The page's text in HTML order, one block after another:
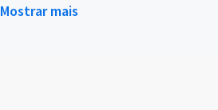
Mostrar mais